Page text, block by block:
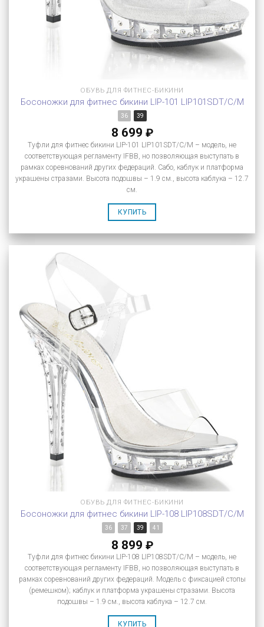
ОБУВЬ ДЛЯ ФИТНЕС-БИКИНИ
Босоножки для фитнес бикини LIP-101 LIP101SDT/C/M
36 39
8 699 ₽
Туфли для фитнес бикини LIP-101 LIP101SDT/C/M – модель, не
соответствующая регламенту IFBB, но позволяющая выступать в
рамках соревнований других федераций. Сабо, каблук и платформа
украшены стразами. Высота подошвы – 1.9 см., высота каблука – 12.7
см.
КУПИТЬ
ОБУВЬ ДЛЯ ФИТНЕС-БИКИНИ
Босоножки для фитнес бикини LIP-108 LIP108SDT/C/M
36 37 39 41
8 899 ₽
Туфли для фитнес бикини LIP-108 LIP108SDT/C/M – модель, не
соответствующая регламенту IFBB, но позволяющая выступать в
рамках соревнований других федераций. Модель с фиксацией стопы
(ремешком); каблук и платформа украшены стразами. Высота
подошвы – 1.9 см., высота каблука – 12.7 см.
КУПИТЬ